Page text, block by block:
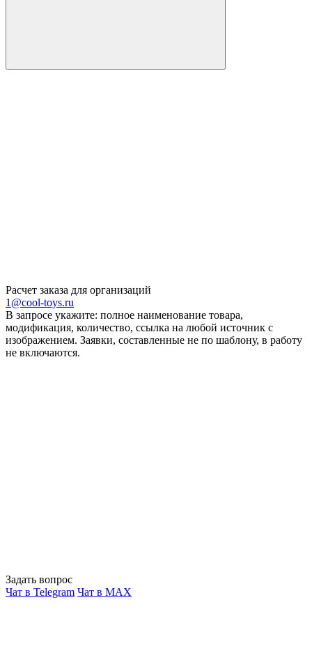
Расчет заказа для организаций
1@cool-toys.ru
В запросе укажите: полное наименование товара,
модификация, количество, ссылка на любой источник с
изображением. Заявки, составленные не по шаблону, в работу
не включаются.
Задать вопрос
Чат в Telegram Чат в MAX